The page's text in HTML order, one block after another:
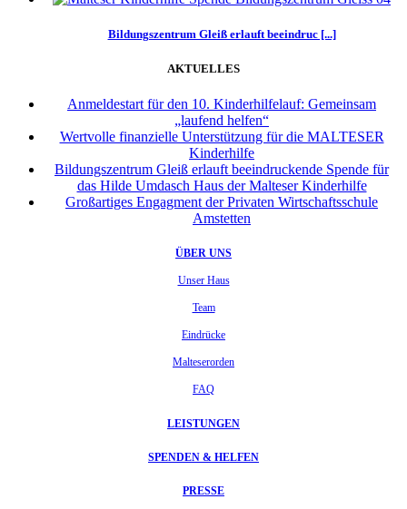
Bildungszentrum Gleiß erlauft beeindruc [...]
AKTUELLES
Anmeldestart für den 10. Kinderhilfelauf: Gemeinsam
„laufend helfen“
Wertvolle finanzielle Unterstützung für die MALTESER
Kinderhilfe
Bildungszentrum Gleiß erlauft beeindruckende Spende für
das Hilde Umdasch Haus der Malteser Kinderhilfe
Großartiges Engagment der Privaten Wirtschaftsschule
Amstetten
ÜBER UNS
Unser Haus
Team
Eindrücke
Malteserorden
FAQ
LEISTUNGEN
SPENDEN & HELFEN
PRESSE